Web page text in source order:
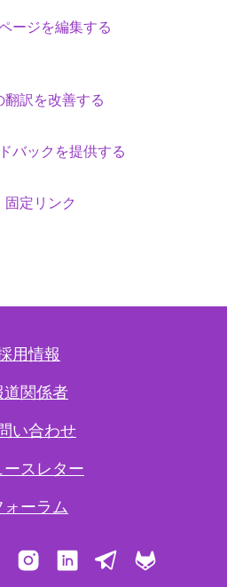
ージを編集する
翻訳を改善する
バックを提供する
固定リンク
用情報
道関係者
い合わせ
ースレター
ォーラム
FacebookInstagramLinkedInTelegram